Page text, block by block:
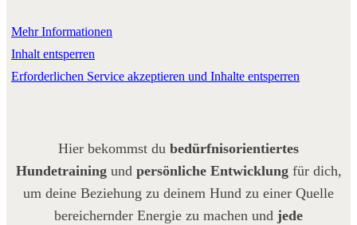
Mehr Informationen
Inhalt entsperren
Erforderlichen Service akzeptieren und Inhalte entsperren
Hier bekommst du bedürfnisorientiertes
Hundetrainingund persönliche Entwicklungfür dich,
um deine Beziehung zu deinem Hund zu einer Quelle
bereichernder Energie zu machen und jede